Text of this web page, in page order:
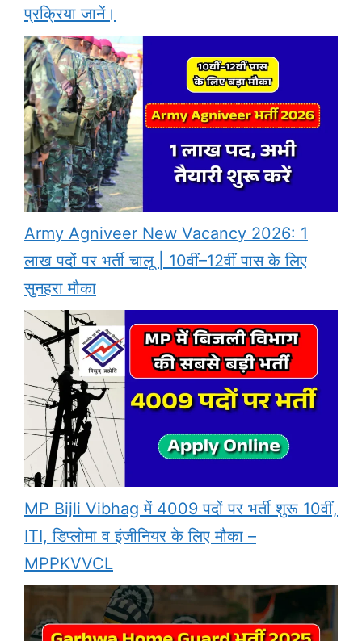
प्रक्रिया जानें।
Army Agniveer New Vacancy 2026: 1
लाख पदों पर भर्ती चालू | 10वीं–12वीं पास के लिए
सुनहरा मौका
MP Bijli Vibhag में 4009 पदों पर भर्ती शुरू 10वीं,
ITI, डिप्लोमा व इंजीनियर के लिए मौका –
MPPKVVCL